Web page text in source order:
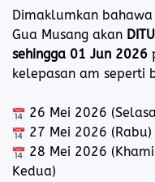
Dimaklumkan
Gua Musang akan
sehingga 01 Jun 2026
kelepasan am seperti
26 Mei 2026
27 Mei 2026
28 Mei 2026
Kedua)